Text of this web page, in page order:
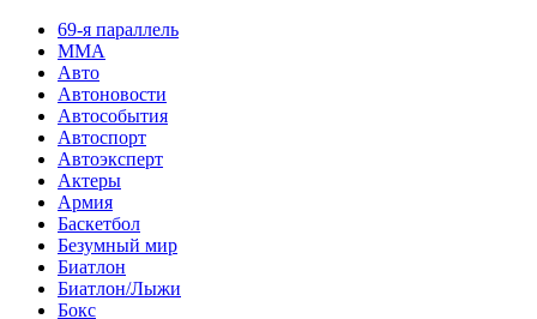
69-я параллель
MMA
Авто
Автоновости
Автособытия
Автоспорт
Автоэксперт
Актеры
Армия
Баскетбол
Безумный мир
Биатлон
Биатлон/Лыжи
Бокс